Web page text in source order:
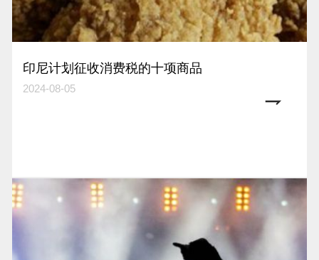
印尼计划征收消费税的十项商品
2024-08-05